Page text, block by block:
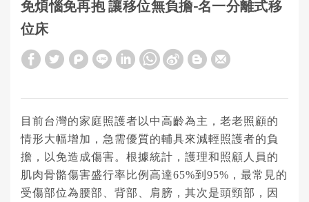
免煩惱免再抱 讓移位無負擔-名一分離式移
位床
目前台灣的家庭照護者以中高齡為主，老老照顧的
情形大幅增加，急需優質的輔具來減輕照護者的負
擔，以免造成傷害。根據統計，護理和照顧人員的
肌肉骨骼傷害盛行率比例高達65%到 95% ，最常見的
受傷部位為腰部、背部、肩膀，其次是頭頸部，因